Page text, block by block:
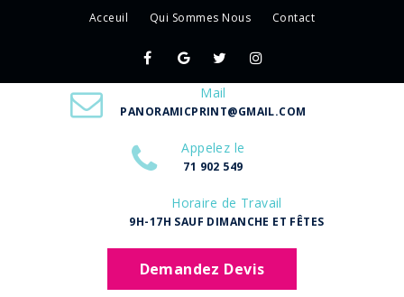
Acceuil Qui Sommes Nous Contact
Mail
PANORAMICPRINT@GMAIL.COM
Appelez le
71 902 549
Horaire de Travail
9H-17H SAUF DIMANCHE ET FÊTES
Demandez Devis